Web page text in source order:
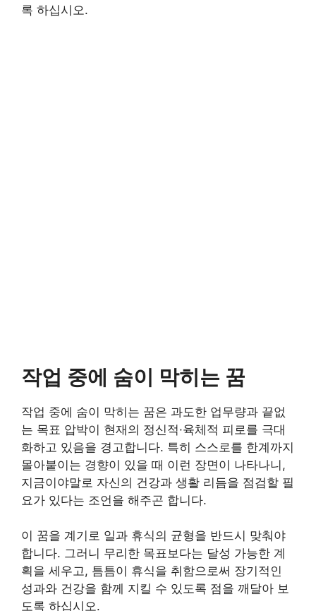
록 하십시오.
작업 중에 숨이 막히는 꿈
작업 중에 숨이 막히는 꿈은 과도한 업무량과 끝없
는 목표 압박이 현재의 정신적·육체적 피로를 극대
화하고 있음을 경고합니다. 특히 스스로를 한계까지
몰아붙이는 경향이 있을 때 이런 장면이 나타나니,
지금이야말로 자신의 건강과 생활 리듬을 점검할 필
요가 있다는 조언을 해주곤 합니다.
이 꿈을 계기로 일과 휴식의 균형을 반드시 맞춰야
합니다. 그러니 무리한 목표보다는 달성 가능한 계
획을 세우고, 틈틈이 휴식을 취함으로써 장기적인
성과와 건강을 함께 지킬 수 있도록 점을 깨달아 보
도록 하십시오.